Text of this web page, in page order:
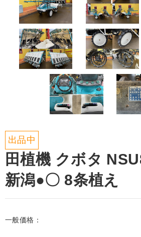
出品中
田植機 クボタ
新潟●〇 8条植え
一般価格：